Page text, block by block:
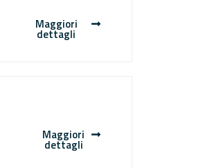
Maggiori
dettagli
Maggiori
dettagli